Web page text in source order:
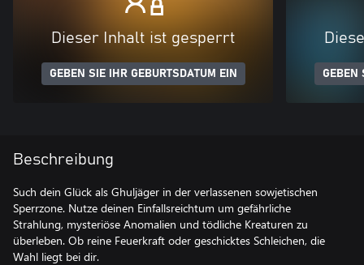
Dieser Inhalt ist gesperrt
GEBEN SIE IHR GEBURTSDATUM EIN GEBEN
Beschreibung
Such dein Glück als Ghuljäger in der verlassenen sowjetischen
Sperrzone. Nutze deinen Einfallsreichtum um gefährliche
Strahlung, mysteriöse Anomalien und tödliche Kreaturen zu
überleben. Ob reine Feuerkraft oder geschicktes Schleichen, die
Wahl liegt bei dir.